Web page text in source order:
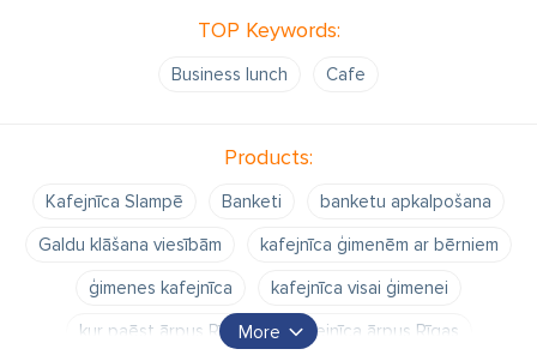
TOP Keywords:
Business lunch Cafe
Products:
Kafejnīca Slampē Banketi
banketu apkalpošana
Galdu klāšana viesībām
kafejnīca ģimenēm ar bērniem
ģimenes kafejnīca
kafejnīca visai ģimenei
kur paēst ārpus Rīgas
kafejnīca ārpus Rīgas
More